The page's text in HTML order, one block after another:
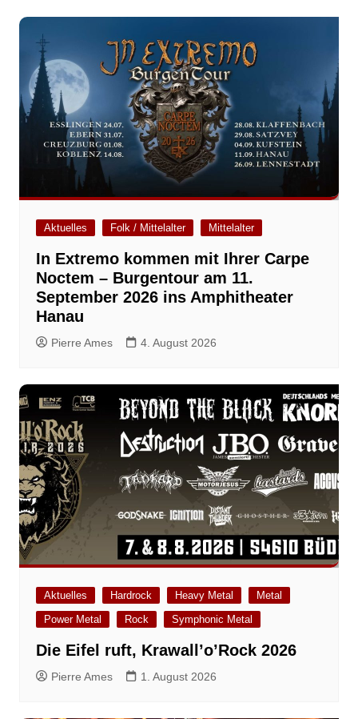
Aktuelles Folk / Mittelalter Mittelalter
In Extremo kommen mit Ihrer Carpe
Noctem – Burgentour am 11.
September 2026 ins Amphitheater
Hanau
Pierre Ames 4. August 2026
Aktuelles Hardrock Heavy Metal
Metal
Power Metal
Rock Symphonic Metal
Die Eifel ruft, Krawall’o’Rock 2026
Pierre Ames 1. August 2026